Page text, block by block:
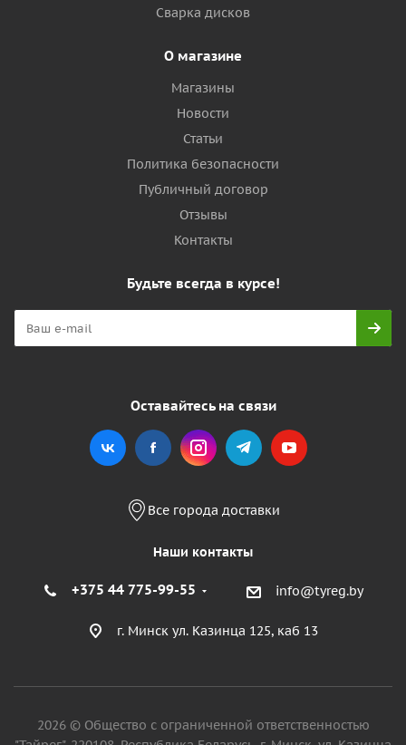
Сварка дисков
О магазине
Магазины
Новости
Статьи
Политика безопасности
Публичный договор
Отзывы
Контакты
Будьте всегда в курсе!
Оставайтесь на связи
Все города доставки
Наши контакты
+375 44 775-99-55 info@tyreg.by
г. Минск ул. Казинца 125, каб 13
2026 © Общество с ограниченной ответственностью